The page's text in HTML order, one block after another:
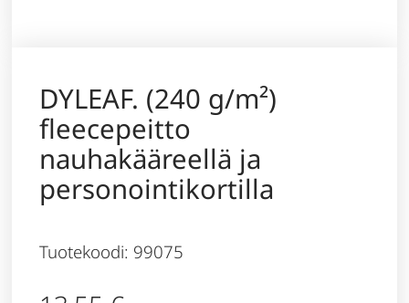
DYLEAF. (240 g/m²)
fleecepeitto
nauhakääreellä ja
personointikortilla
Tuotekoodi: 99075